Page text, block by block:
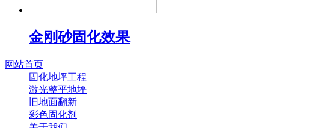
金刚砂固化效果
网站首页
固化地坪工程
激光整平地坪
旧地面翻新
彩色固化剂